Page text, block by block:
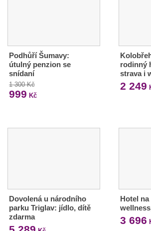
Podhůří Šumavy:
útulný penzion se
snídaní
1 300 Kč
999 Kč
rodinný
strava i
2 249
Dovolená u národního
parku Triglav: jídlo, dítě
zdarma
Hotel
3 696